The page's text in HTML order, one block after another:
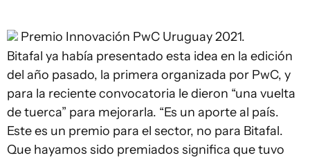
Premio Innovación PwC Uruguay 2021.
Bitafal ya había presentado esta idea en la edición
del año pasado, la primera organizada por PwC, y
para la reciente convocatoria le dieron “una vuelta
de tuerca” para mejorarla. “Es un aporte al país.
Este es un premio para el sector, no para Bitafal.
Que hayamos sido premiados significa que tuvo